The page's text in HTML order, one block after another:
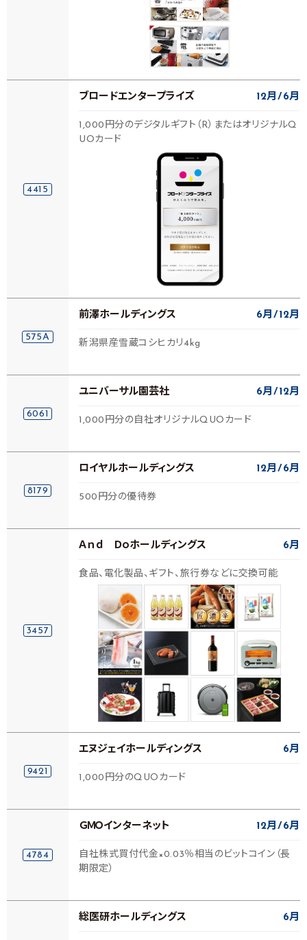
4415
ブロードエンタープライズ 12月 6月
1,000円分のデジタルギフト（R）またはオリジナルQ
UOカード
575A
前澤ホールディングス 6月 12月
新潟県産雪蔵コシヒカリ4kg
6061
ユニバーサル園芸社 6月 12月
1,000円分の自社オリジナルQUOカード
8179
ロイヤルホールディングス 12月 6月
500円分の優待券
3457
Ａｎｄ Ｄｏホールディングス 6月
食品、電化製品、ギフト、旅行券などに交換可能
9421
エヌジェイホールディングス 6月
1,000円分のQUOカード
4784
ＧＭＯインターネット 12月 6月
自社株式買付代金×0.03％相当のビットコイン（長
期限定）
総医研ホールディングス 6月